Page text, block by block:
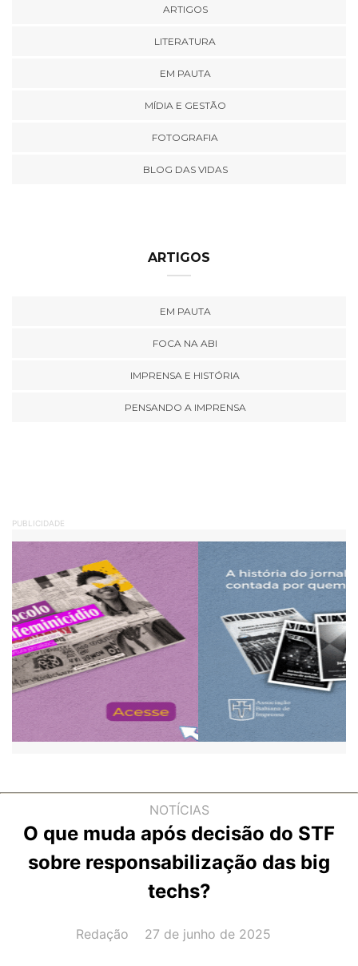
ARTIGOS
LITERATURA
EM PAUTA
MÍDIA E GESTÃO
FOTOGRAFIA
BLOG DAS VIDAS
ARTIGOS
EM PAUTA
FOCA NA ABI
IMPRENSA E HISTÓRIA
PENSANDO A IMPRENSA
PUBLICIDADE
NOTÍCIAS
O que muda após decisão do STF
sobre responsabilização das big
techs?
AUTOR(A):
Redação DATA:
27 de junho de 2025